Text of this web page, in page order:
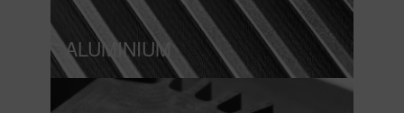
ALUMINIUM